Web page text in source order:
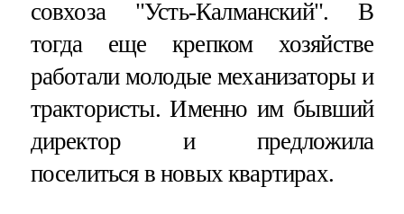
совхоза "Усть-Калманский". В
тогда еще крепком хозяйстве
работали молодые механизаторы и
трактористы. Именно им бывший
директор и предложила
поселиться в новых квартирах.